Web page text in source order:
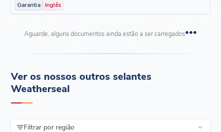
Garantia Inglês
Aguarde, alguns documentos ainda estão a ser carregados
Ver os nossos outros selantes
Weatherseal
Filtrar por região